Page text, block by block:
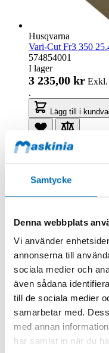
Samtycke
Denna webbplats
Vi använder
annonserna till
sociala medier och
även sådana
till de sociala medier
samarbetar med.
med annan
har samlat in när du
Husqvarna
Vari-Cut Fr3 350
574854001
I lager
3 235,00 kr Exkl.
.
Lägg till i
Husqvarna
VARI-CUT S35 350
534972020
2 811,00 kr
.